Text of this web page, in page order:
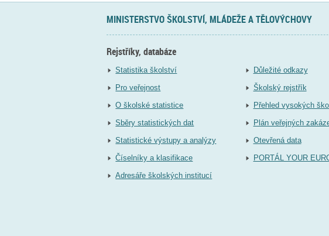
MINISTERSTVO ŠKOLSTVÍ, MLÁDEŽE A TĚLOVÝCHOVY
Rejstříky, databáze
Statistika školství
Pro veřejnost
O školské statistice
Sběry statistických dat
Statistické výstupy a analýzy
Číselníky a klasifikace
Adresáře školských institucí
Důležité odkazy
Školský rejstřík
Přehled vysokých škol
Plán veřejných
Otevřená data
PORTÁL YOUR